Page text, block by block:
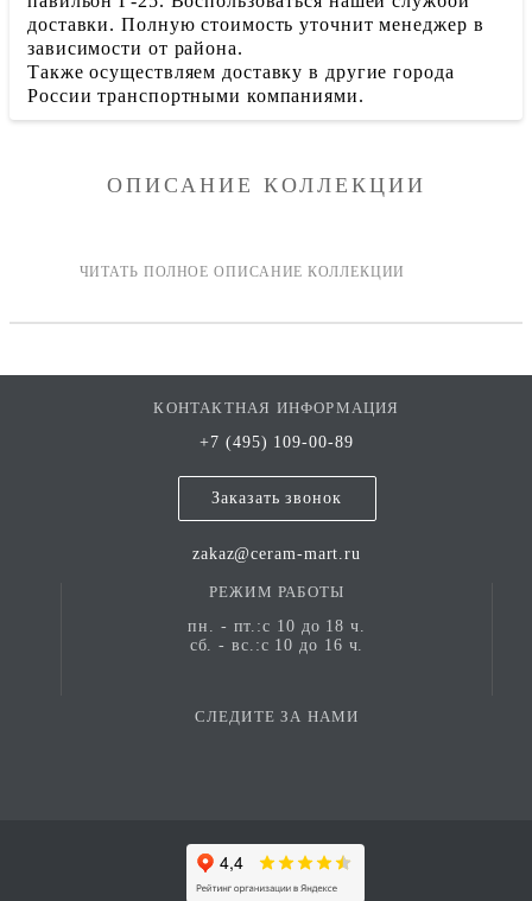
доставки. Полную стоимость уточнит менеджер в
зависимости от района.
Также осуществляем доставку в другие города
России транспортными компаниями.
ОПИСАНИЕ КОЛЛЕКЦИИ
КОНТАКТНАЯ ИНФОРМАЦИЯ
+7 (495) 109-00-89
Заказать звонок
zakaz@ceram-mart.ru
РЕЖИМ РАБОТЫ
пн. - пт.:с 10 до 18 ч.
сб. - вс.:с 10 до 16 ч.
СЛЕДИТЕ ЗА НАМИ